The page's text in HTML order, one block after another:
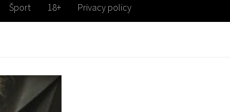
Šport 18+ Privacy policy